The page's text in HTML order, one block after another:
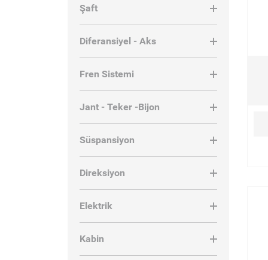
Plaka Baglanti Parçalari [ 6]
Menteşe [3]
Rüzgar Deflektörü [
Tip Şildi [
Kapi Kilit Mekanizmalari
[69
Panjur [296]
Şaft
Diferansiyel - Aks
Fren Sistemi
Jant - Teker -Bijon
Süspansiyon
Direksiyon
Elektrik
Kabin